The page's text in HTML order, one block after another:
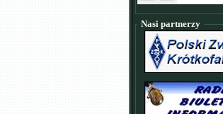
Nasi partnerzy